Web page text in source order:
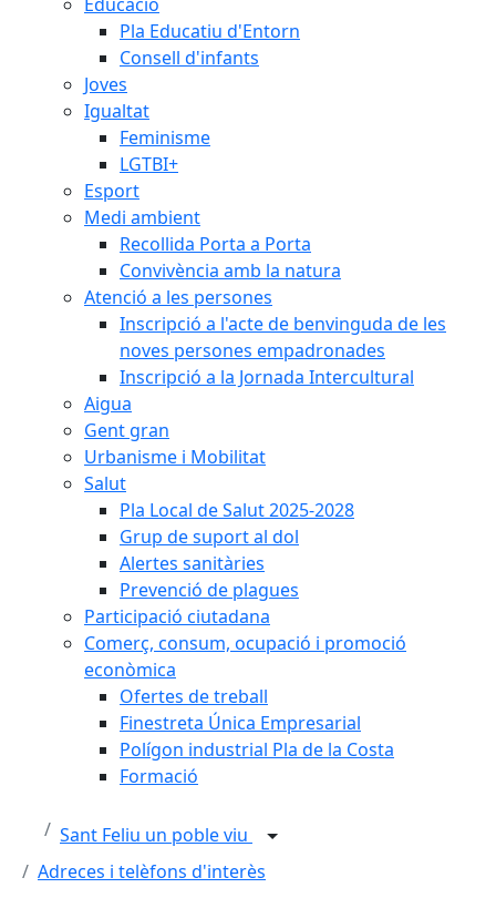
Pla Educatiu d'Entorn
Consell d'infants
Joves
Igualtat
Feminisme
LGTBI+
Esport
Medi ambient
Recollida Porta a Porta
Convivència amb la natura
Atenció a les persones
Inscripció a l'acte de benvinguda de les
noves persones empadronades
Inscripció a la Jornada Intercultural
Aigua
Gent gran
Urbanisme i Mobilitat
Salut
Pla Local de Salut 2025-2028
Grup de suport al dol
Alertes sanitàries
Prevenció de plagues
Participació ciutadana
Comerç, consum, ocupació i promoció
econòmica
Ofertes de treball
Finestreta Única Empresarial
Polígon industrial Pla de la Costa
Formació
Sant Feliu un poble viu
Adreces i telèfons d'interès